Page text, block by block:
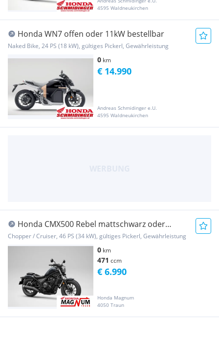
4595 Waldneukirchen
Honda WN7 offen oder 11kW bestellbar
Naked Bike, 24 PS (18 kW), gültiges Pickerl, Gewährleistung
0 km
Andreas Schmidinger e.U.
4595 Waldneukirchen
€ 14.990
Honda CMX500 Rebel mattschwarz oder
mattgrau
Chopper / Cruiser, 46 PS (34 kW), gültiges Pickerl, Gewährleistung
0 km
471 ccm
Honda Magnum
4050 Traun
€ 6.990